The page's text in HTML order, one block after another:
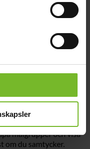
funktion och
används så att vi kan
för besöksstatistik
målgrupper och visa
om du samtycker.